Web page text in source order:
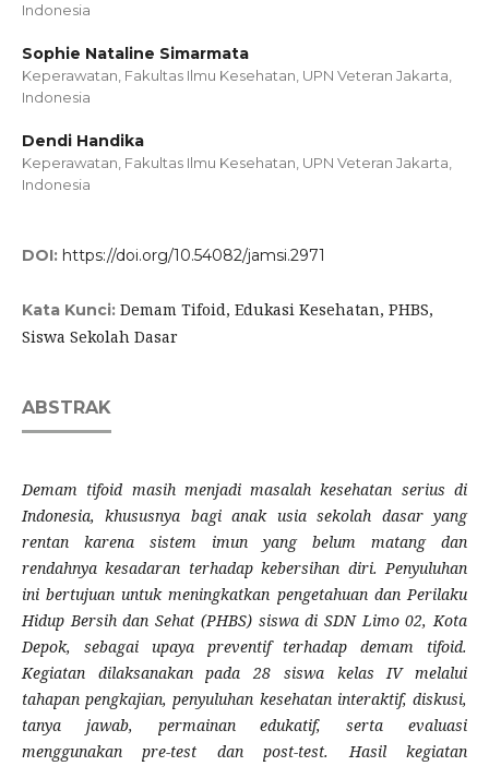
Indonesia
Sophie Nataline Simarmata
Keperawatan, Fakultas Ilmu Kesehatan, UPN Veteran Jakarta,
Indonesia
Dendi Handika
Keperawatan, Fakultas Ilmu Kesehatan, UPN Veteran Jakarta,
Indonesia
DOI: https://doi.org/10.54082/jamsi.2971
Kata Kunci: Demam Tifoid, Edukasi Kesehatan, PHBS,
Siswa Sekolah Dasar
ABSTRAK
Demam tifoid masih menjadi masalah kesehatan serius di
Indonesia, khususnya bagi anak usia sekolah dasar yang
rentan karena sistem imun yang belum matang dan
rendahnya kesadaran terhadap kebersihan diri. Penyuluhan
ini bertujuan untuk meningkatkan pengetahuan dan Perilaku
Hidup Bersih dan Sehat (PHBS) siswa di SDN Limo 02, Kota
Depok, sebagai upaya preventif terhadap demam tifoid.
Kegiatan dilaksanakan pada 28 siswa kelas IV melalui
tahapan pengkajian, penyuluhan kesehatan interaktif, diskusi,
tanya jawab, permainan edukatif, serta evaluasi
menggunakan pre-test dan post-test. Hasil kegiatan